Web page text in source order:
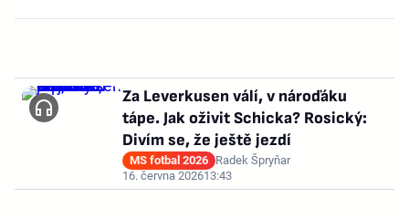
Za Leverkusen válí, v nároďáku
tápe. Jak oživit Schicka? Rosický:
Divím se, že ještě jezdí
MS fotbal 2026 Radek Špryňar
16. června 202613:43